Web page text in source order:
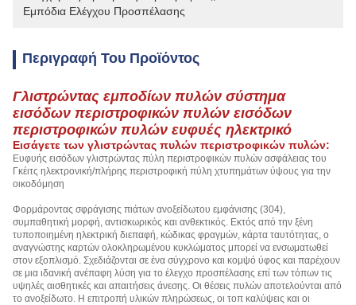
Εμπόδια Ελέγχου Προσπέλασης
Περιγραφή Του Προϊόντος
Γλιστρώντας εμποδίων πυλών σύστημα
εισόδων περιστροφικών πυλών εισόδων
περιστροφικών πυλών ευφυές ηλεκτρικό
Εισάγετε των γλιστρώντας πυλών περιστροφικών πυλών:
Ευφυής εισόδων γλιστρώντας πύλη περιστροφικών πυλών ασφάλειας του
Γκέιτς ηλεκτρονική/πλήρης περιστροφική πύλη χτυπημάτων ύψους για την
οικοδόμηση
Φορμάροντας σφράγισης πιάτων ανοξείδωτου εμφάνισης (304),
συμπαθητική μορφή, αντισκωρικός και ανθεκτικός. Εκτός από την ξένη
τυποποιημένη ηλεκτρική διεπαφή, κώδικας φραγμών, κάρτα ταυτότητας, ο
αναγνώστης καρτών ολοκληρωμένου κυκλώματος μπορεί να ενσωματωθεί
στον εξοπλισμό. Σχεδιάζονται σε ένα σύγχρονο και κομψό ύφος και παρέχουν
σε μια ιδανική ανέπαφη λύση για το έλεγχο προσπέλασης επί των τόπων τις
υψηλές αισθητικές και απαιτήσεις άνεσης. Οι θέσεις πυλών αποτελούνται από
το ανοξείδωτο. Η επιτροπή υλικών πληρώσεως, οι τοπ καλύψεις και οι